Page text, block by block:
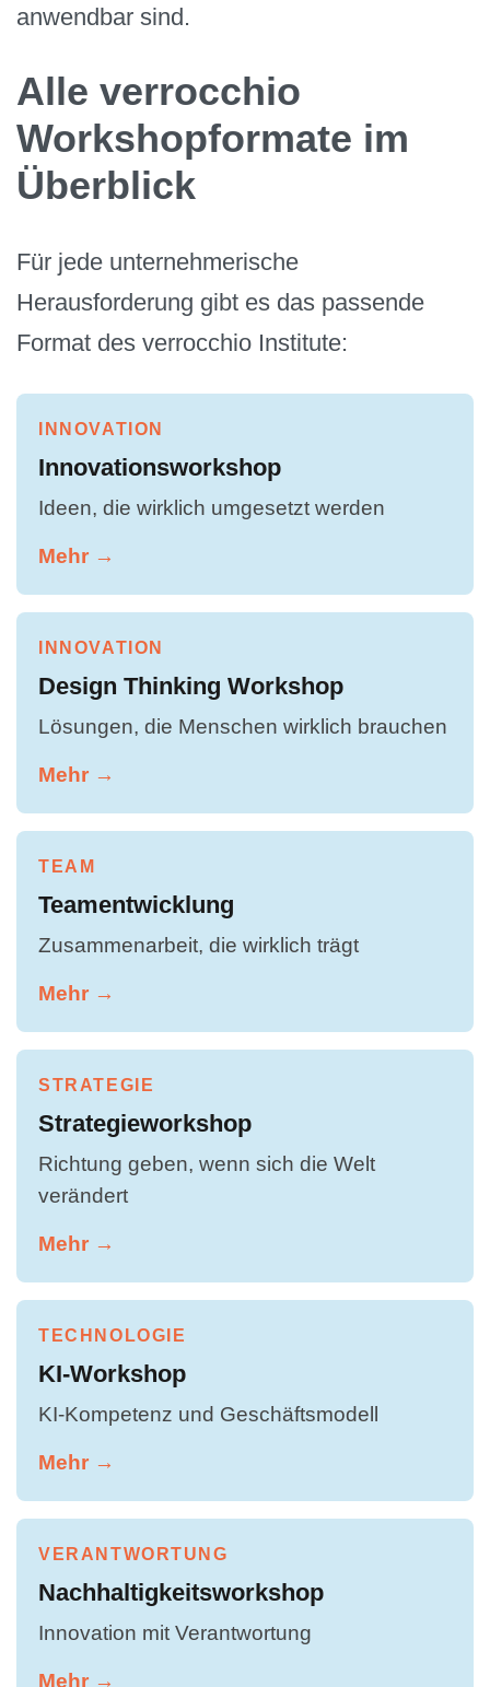
anwendbar sind.
Alle verrocchio
Workshopformate im
Überblick
Für jede unternehmerische
Herausforderung gibt es das passende
Format des verrocchio Institute:
INNOVATION
Innovationsworkshop
Ideen, die wirklich umgesetzt werden
Mehr →
INNOVATION
Design Thinking Workshop
Lösungen, die Menschen wirklich brauchen
Mehr →
TEAM
Teamentwicklung
Zusammenarbeit, die wirklich trägt
Mehr →
STRATEGIE
Strategieworkshop
Richtung geben, wenn sich die Welt
verändert
Mehr →
TECHNOLOGIE
KI-Workshop
KI-Kompetenz und Geschäftsmodell
Mehr →
VERANTWORTUNG
Nachhaltigkeitsworkshop
Innovation mit Verantwortung
Mehr →